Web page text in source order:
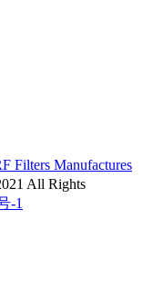
Filters Manufactures
All Rights
-1